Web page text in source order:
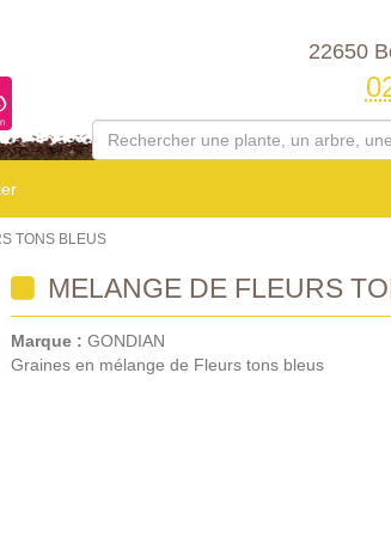
22650
TONS BLEUS
MELANGE DE FLEURS
Marque : GONDIAN
Graines en mélange de Fleurs tons bleus